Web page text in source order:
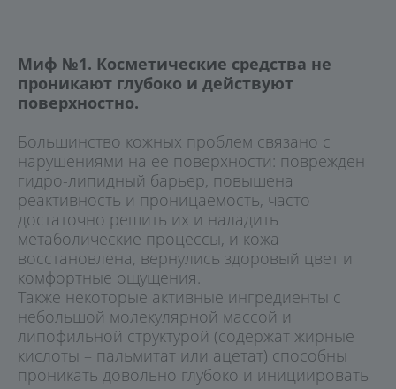
Миф №1. Косметические средства не
проникают глубоко и действуют
поверхностно.
Большинство кожных проблем связано с
нарушениями на ее поверхности: поврежден
гидро-липидный барьер, повышена
реактивность и проницаемость, часто
достаточно решить их и наладить
метаболические процессы, и кожа
восстановлена, вернулись здоровый цвет и
комфортные ощущения.
Также некоторые активные ингредиенты с
небольшой молекулярной массой и
липофильной структурой (содержат жирные
кислоты – пальмитат или ацетат) способны
проникать довольно глубоко и инициировать